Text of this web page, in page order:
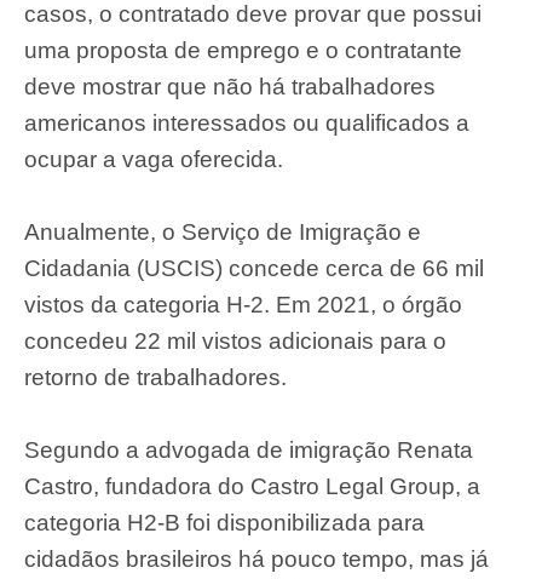
casos, o contratado deve provar que possui
uma proposta de emprego e o contratante
deve mostrar que não há trabalhadores
americanos interessados ou qualificados a
ocupar a vaga oferecida.
Anualmente, o Serviço de Imigração e
Cidadania (USCIS) concede cerca de 66 mil
vistos da categoria H-2. Em 2021, o órgão
concedeu 22 mil vistos adicionais para o
retorno de trabalhadores.
Segundo a advogada de imigração Renata
Castro, fundadora do Castro Legal Group, a
categoria H2-B foi disponibilizada para
cidadãos brasileiros há pouco tempo, mas já